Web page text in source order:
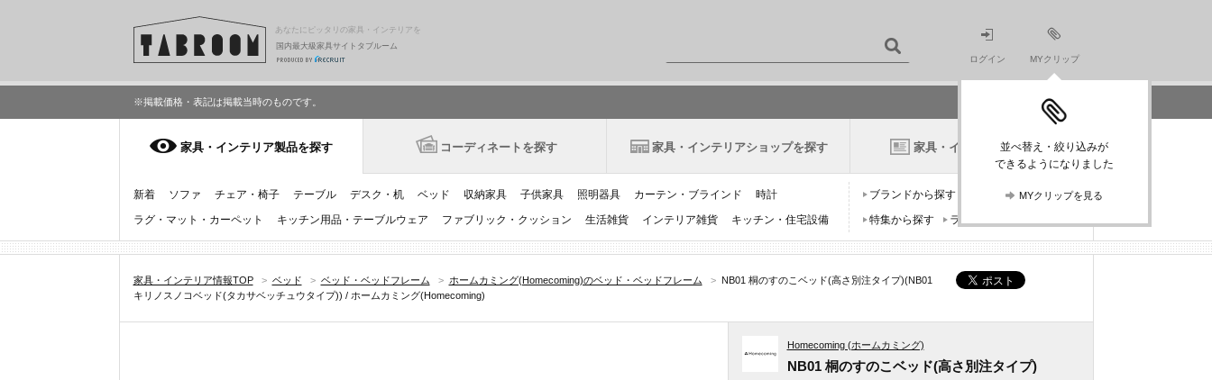
あなたにピッタリの家具・インテリアを
国内最大級家具サイトタブルーム
ログイン MYクリップ
並べ替え・絞り込みが
できるようになりました
MYクリップを見る
※掲載価格・表記は掲載当時のものです。
家具・インテリア製品を探す コーディネートを探す 家具・インテリアショップを探す 家具・インテリアニュース
新着 ソファ チェア・椅子 テーブル デスク・机 ベッド 収納家具 子供家具 照明器具 カーテン・ブラインド
時計
ラグ・マット・カーペット
キッチン用品・テーブルウェア ファブリック・クッション 生活雑貨 インテリア雑貨 キッチン・住宅設備
ブランドから探す
デザイナーから探す
特集から探す
ランキングから探す
家具・インテリア情報TOP > ベッド > ベッド・ベッドフレーム > ホームカミング(Homecoming)のベッド・ベッドフレーム >
NB01 桐のすのこベッド(高さ別注タイプ)(NB01
キリノスノコベッド(タカサベッチュウタイプ)) / ホームカミング(Homecoming)
Homecoming (ホームカミング)
NB01 桐のすのこベッド(高さ別注タイプ)